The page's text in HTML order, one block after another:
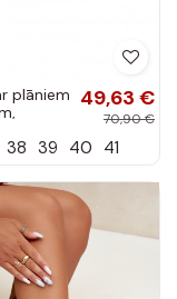
plāniem
ādas
49,63 €
70,90 €
38 39 40 41